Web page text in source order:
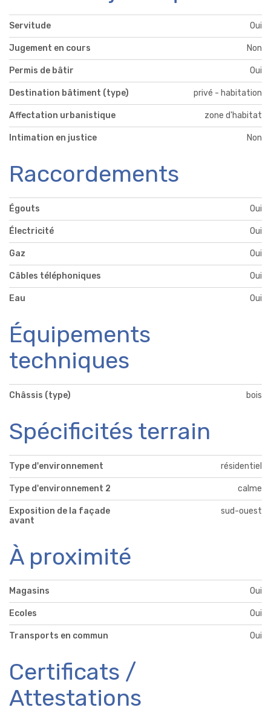
Servitude Oui
Jugement en cours Non
Permis de bâtir Oui
Destination bâtiment (type) privé - habitation
Affectation urbanistique zone d'habitat
Intimation en justice Non
Raccordements
Égouts Oui
Électricité Oui
Gaz Oui
Câbles téléphoniques Oui
Eau Oui
Équipements
techniques
Châssis (type) bois
Spécificités terrain
Type d'environnement résidentiel
Type d'environnement 2 calme
Exposition de la façade
avant
sud-ouest
À proximité
Magasins Oui
Ecoles Oui
Transports en commun Oui
Certificats /
Attestations